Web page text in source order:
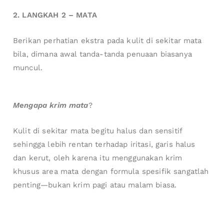
2. LANGKAH 2 – MATA
Berikan perhatian ekstra pada kulit di sekitar mata
bila, dimana awal tanda-tanda penuaan biasanya
muncul.
Mengapa krim mata?
Kulit di sekitar mata begitu halus dan sensitif
sehingga lebih rentan terhadap iritasi, garis halus
dan kerut, oleh karena itu menggunakan krim
khusus area mata dengan formula spesifik sangatlah
penting—bukan krim pagi atau malam biasa.